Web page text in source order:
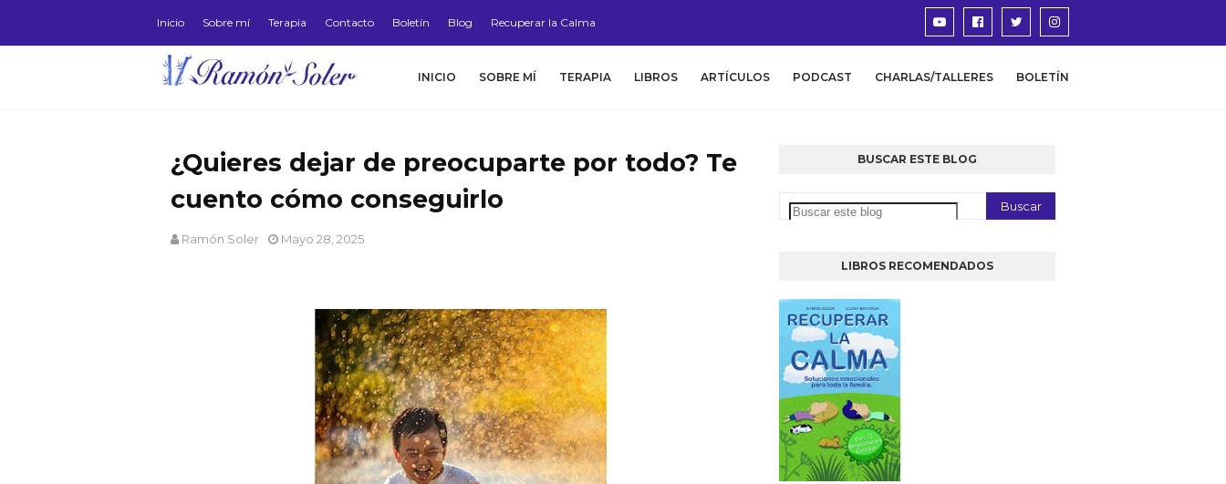
Inicio Sobre mí Terapia Contacto Boletín Blog Recuperar la Calma
INICIO SOBRE MÍ TERAPIA LIBROS ARTÍCULOS PODCAST CHARLAS/TALLERES BOLETÍN
¿Quieres dejar de preocuparte por todo? Te
cuento cómo conseguirlo
Ramón Soler Mayo 28, 2025
BUSCAR ESTE BLOG
LIBROS RECOMENDADOS